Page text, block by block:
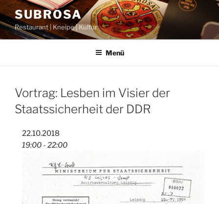
Zum
Inhalt
springen
SUBROSA
Restaurant | Kneipe | Kultur
Menü
Vortrag: Lesben im Visier der
Staatssicherheit der DDR
22.10.2018
19:00 - 22:00